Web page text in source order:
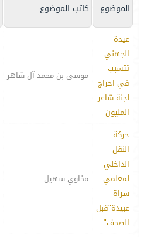
الموضوع كاتب الموضوع
عيدة
الجهني
تتسبب
في احراج
لجنة شاعر
المليون
موسى بن محمد آل شاهر
حركة
النقل
الداخلي
لمعلمي
سراة
عبيدة"قبل
الصحف"
مخاوي سهيل